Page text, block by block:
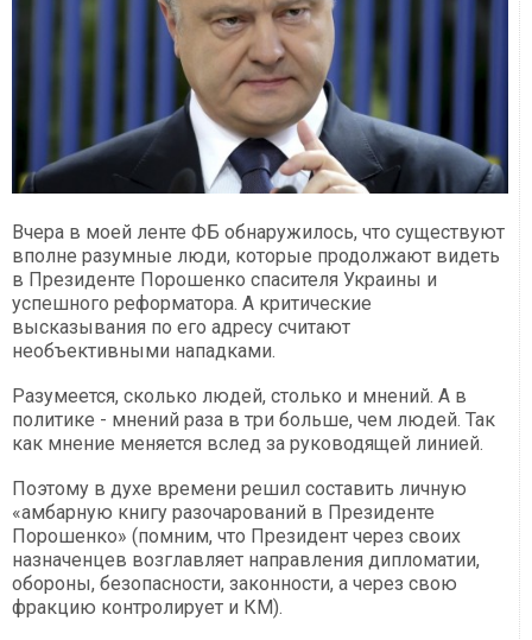
Вчера в моей ленте ФБ обнаружилось, что существуют
вполне разумные люди, которые продолжают видеть
в Президенте Порошенко спасителя Украины и
успешного реформатора. А критические
высказывания по его адресу считают
необъективными нападками.
Разумеется, сколько людей, столько и мнений. А в
политике - мнений раза в три больше, чем людей. Так
как мнение меняется вслед за руководящей линией.
Поэтому в духе времени решил составить личную
«амбарную книгу разочарований в Президенте
Порошенко» (помним, что Президент через своих
назначенцев возглавляет направления дипломатии,
обороны, безопасности, законности, а через свою
фракцию контролирует и КМ).